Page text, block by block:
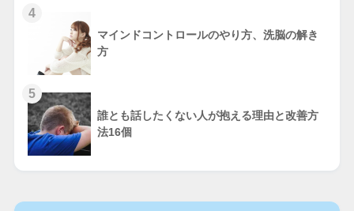
4
マインドコントロールのやり方、洗脳の解き
方
5
誰とも話したくない人が抱える理由と改善方
法16個